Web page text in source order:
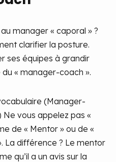
manager « caporal » ?
clarifier la posture.
ses équipes à grandir
« manager-coach ».
(Manager-
vous appelez pas «
de « Mentor » ou de «
La différence ? Le mentor
qu’il a un avis sur la